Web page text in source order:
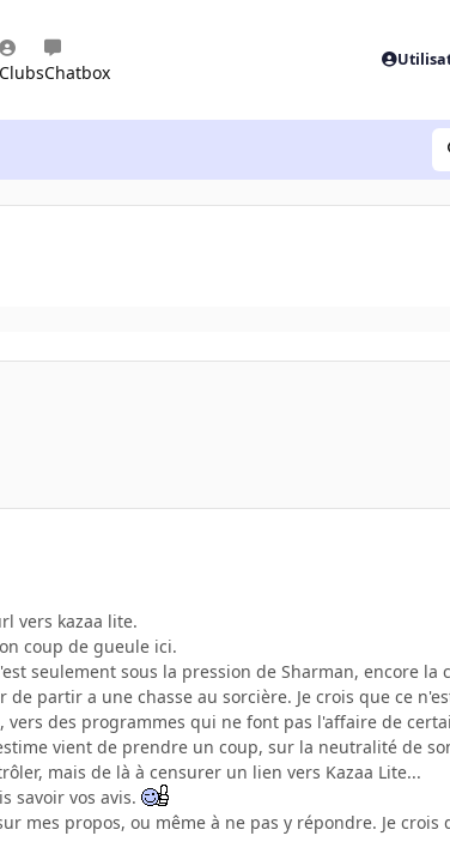
Chatbox
vers kazaa lite.
coup de gueule ici.
seulement sous la pression de Sharman, encore la
partir a une chasse au sorcière. Je crois que ce
des programmes qui ne font pas l'affaire de
vient de prendre un coup, sur la neutralité de
mais de là à censurer un lien vers Kazaa Lite...
savoir vos avis.
mes propos, ou même à ne pas y répondre. Je crois